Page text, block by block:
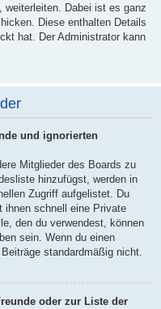
Dabei ist es ganz
Diese enthalten Details
hat. Der Administrator kann
und ignorierten
Mitglieder des Boards zu
hinzufügst, werden in
Zugriff aufgelistet. Du
ihnen schnell eine Private
den du verwendest, können
sein. Wenn du einen
standardmäßig nicht.
oder zur Liste der